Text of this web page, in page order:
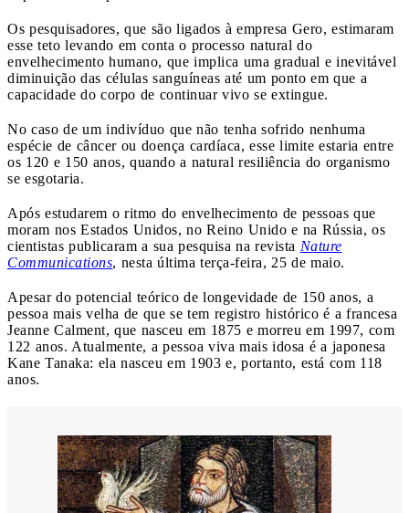
Os pesquisadores, que são ligados à empresa Gero, estimaram
esse teto levando em conta o processo natural do
envelhecimento humano, que implica uma gradual e inevitável
diminuição das células sanguíneas até um ponto em que a
capacidade do corpo de continuar vivo se extingue.
No caso de um indivíduo que não tenha sofrido nenhuma
espécie de câncer ou doença cardíaca, esse limite estaria entre
os 120 e 150 anos, quando a natural resiliência do organismo
se esgotaria.
Após estudarem o ritmo do envelhecimento de pessoas que
moram nos Estados Unidos, no Reino Unido e na Rússia, os
cientistas publicaram a sua pesquisa na revista Nature
Communications, nesta última terça-feira, 25 de maio.
Apesar do potencial teórico de longevidade de 150 anos, a
pessoa mais velha de que se tem registro histórico é a francesa
Jeanne Calment, que nasceu em 1875 e morreu em 1997, com
122 anos. Atualmente, a pessoa viva mais idosa é a japonesa
Kane Tanaka: ela nasceu em 1903 e, portanto, está com 118
anos.